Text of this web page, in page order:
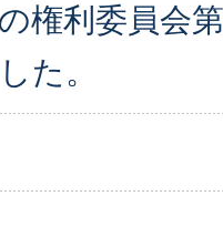
権利委員会
た。